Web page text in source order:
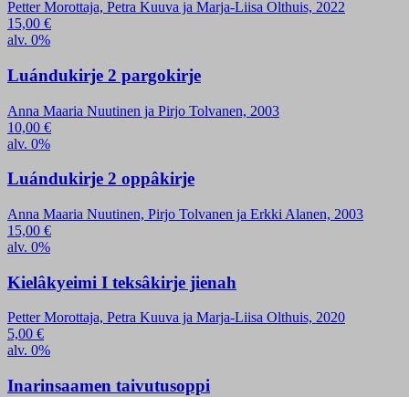
Petter Morottaja, Petra Kuuva ja Marja-Liisa Olthuis, 2022
15,00 €
alv. 0%
Luándukirje 2 pargokirje
Anna Maaria Nuutinen ja Pirjo Tolvanen, 2003
10,00 €
alv. 0%
Luándukirje 2 oppâkirje
Anna Maaria Nuutinen, Pirjo Tolvanen ja Erkki Alanen, 2003
15,00 €
alv. 0%
Kielâkyeimi I teksâkirje jienah
Petter Morottaja, Petra Kuuva ja Marja-Liisa Olthuis, 2020
5,00 €
alv. 0%
Inarinsaamen taivutusoppi